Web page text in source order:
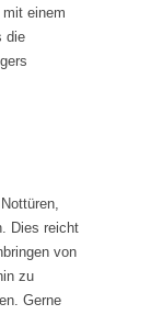
mit einem
die
Dies reicht
von
zu
Gerne